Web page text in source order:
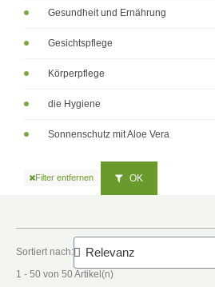
Gesundheit und Ernährung
Gesichtspflege
Körperpflege
die Hygiene
Sonnenschutz mit Aloe Vera
Filter entfernen OK
Sortiert nach:
1 - 50 von 50 Artikel(n)